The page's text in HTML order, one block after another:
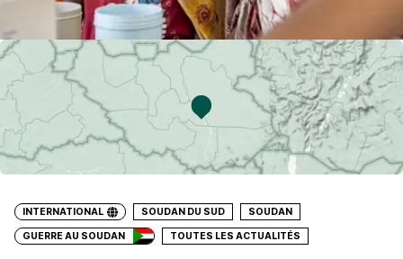
INTERNATIONAL SOUDAN DU SUD SOUDAN
GUERRE AU SOUDAN TOUTES LES ACTUALITÉS